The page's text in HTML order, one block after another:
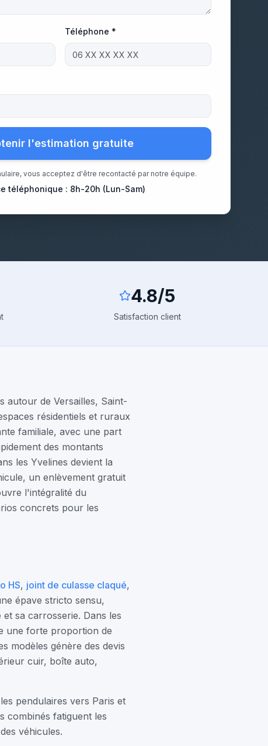
Téléphone *
l'estimation gratuite
vous acceptez d'être recontacté par notre équipe.
téléphonique : 8h-20h (Lun-Sam)
4.8/5
Satisfaction client
autour de Versailles, Saint-
résidentiels et ruraux
familiale, avec une part
des montants
les Yvelines devient la
un enlèvement gratuit
l'intégralité du
concrets pour les
HS, joint de culasse claqué,
épave stricto sensu,
sa carrosserie. Dans les
une forte proportion de
modèles génère des devis
cuir, boîte auto,
pendulaires vers Paris et
combinés fatiguent les
véhicules.